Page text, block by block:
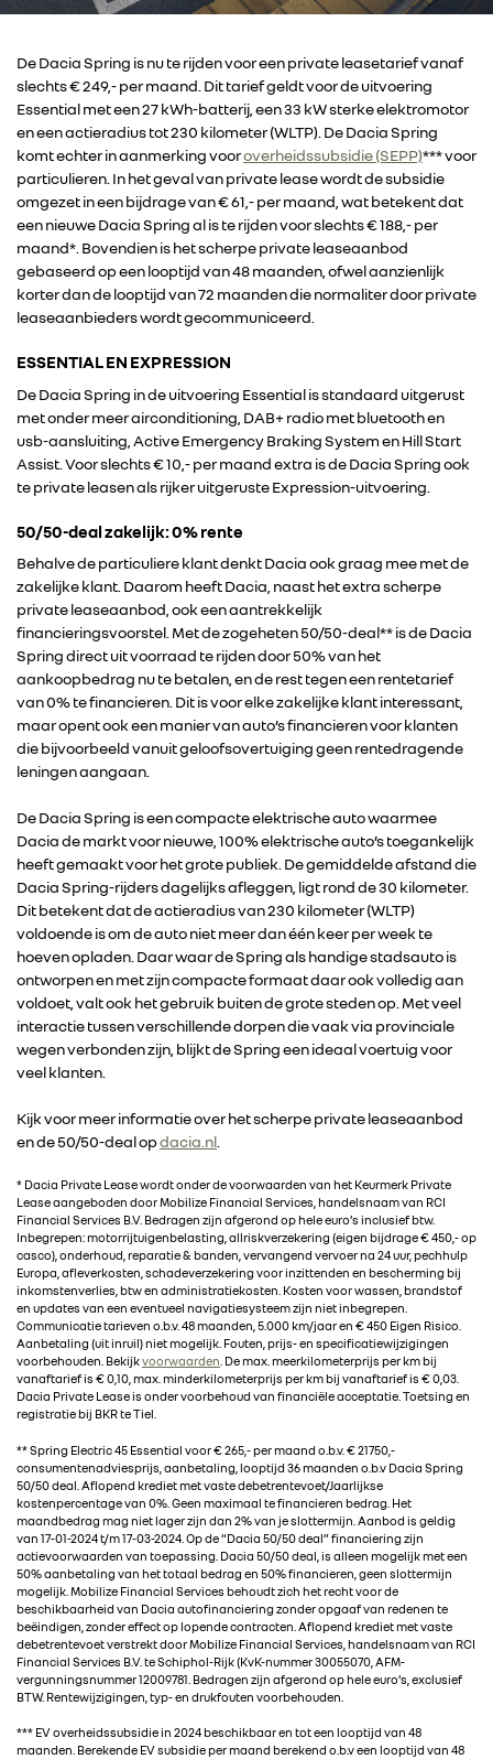
DACIA
ALPINE
ALLIANCE
FOTO’S & VIDEO’S
IN DE MEDIA
CONTACT
De Dacia Spring is nu te rijden voor een private leasetarief vanaf
slechts € 249,- per maand. Dit tarief geldt voor de uitvoering
Essential met een 27 kWh-batterij, een 33 kW sterke elektromotor
en een actieradius tot 230 kilometer (WLTP). De Dacia Spring
komt echter in aanmerking vooroverheidssubsidie (SEPP)*** voor
particulieren. In het geval van private lease wordt de subsidie
omgezet in een bijdrage van € 61,- per maand, wat betekent dat
een nieuwe Dacia Spring al is te rijden voor slechts € 188,- per
maand*. Bovendien is het scherpe private leaseaanbod
gebaseerd op een looptijd van 48 maanden, ofwel aanzienlijk
korter dan de looptijd van 72 maanden die normaliter door private
leaseaanbieders wordt gecommuniceerd.
ESSENTIAL EN EXPRESSION
De Dacia Spring in de uitvoering Essential is standaard uitgerust
met onder meer airconditioning, DAB+ radio met bluetooth en
usb-aansluiting, Active Emergency Braking System en Hill Start
Assist . Voor slechts € 10,- per maand extra is de Dacia Spring ook
te private leasen als rijker uitgeruste Expression-uitvoering.
50/50-deal zakelijk: 0% rente
Behalve de particuliere klant denkt Dacia ook graag mee met de
zakelijke klant. Daarom heeft Dacia, naast het extra scherpe
private leaseaanbod, ook een aantrekkelijk
financieringsvoorstel. Met de zogeheten 50/50-deal** is de Dacia
Spring direct uit voorraad te rijden door 50% van het
aankoopbedrag nu te betalen, en de rest tegen een rentetarief
van 0% te financieren. Dit is voor elke zakelijke klant interessant,
maar opent ook een manier van auto’s financieren voor klanten
die bijvoorbeeld vanuit geloofsovertuiging geen rentedragende
leningen aangaan.
De Dacia Spring is een compacte elektrische auto waarmee
Dacia de markt voor nieuwe, 100% elektrische auto’s toegankelijk
heeft gemaakt voor het grote publiek. De gemiddelde afstand die
Dacia Spring-rijders dagelijks afleggen, ligt rond de 30 kilometer.
Dit betekent dat de actieradius van 230 kilometer (WLTP)
voldoende is om de auto niet meer dan één keer per week te
hoeven opladen. Daar waar de Spring als handige stadsauto is
ontworpen en met zijn compacte formaat daar ook volledig aan
voldoet, valt ook het gebruik buiten de grote steden op. Met veel
interactie tussen verschillende dorpen die vaak via provinciale
wegen verbonden zijn, blijkt de Spring een ideaal voertuig voor
veel klanten.
Kijk voor meer informatie over het scherpe private leaseaanbod
en de 50/50-deal opdacia.nl.
* Dacia Private Lease wordt onder de voorwaarden van het Keurmerk Private
Lease aangeboden door Mobilize Financial Services, handelsnaam van RCI
Financial Services B.V. Bedragen zijn afgerond op hele euro’s inclusief btw.
Inbegrepen: motorrijtuigenbelasting, allriskverzekering (eigen bijdrage € 450,- op
casco), onderhoud, reparatie & banden, vervangend vervoer na 24 uur, pechhulp
Europa, afleverkosten, schadeverzekering voor inzittenden en bescherming bij
inkomstenverlies, btw en administratiekosten. Kosten voor wassen, brandstof
en updates van een eventueel navigatiesysteem zijn niet inbegrepen.
Communicatie tarieven o.b.v. 48 maanden, 5.000 km/jaar en € 450 Eigen Risico.
Aanbetaling (uit inruil) niet mogelijk. Fouten, prijs- en specificatiewijzigingen
voorbehouden. Bekijkvoorwaarden . De max. meerkilometerprijs per km bij
vanaftarief is € 0,10, max. minderkilometerprijs per km bij vanaftarief is € 0,03.
Dacia Private Lease is onder voorbehoud van financiële acceptatie. Toetsing en
registratie bij BKR te Tiel.
** Spring Electric 45 Essential voor € 265,- per maand o.b.v. € 21750,-
consumentenadviesprijs, aanbetaling, looptijd 36 maanden o.b.v Dacia Spring
50/50 deal. Aflopend krediet met vaste debetrentevoet/Jaarlijkse
kostenpercentage van 0%. Geen maximaal te financieren bedrag. Het
maandbedrag mag niet lager zijn dan 2% van je slottermijn. Aanbod is geldig
van 17-01-2024 t/m 17-03-2024. Op de “Dacia 50/50 deal” financiering zijn
actievoorwaarden van toepassing. Dacia 50/50 deal, is alleen mogelijk met een
50% aanbetaling van het totaal bedrag en 50% financieren, geen slottermijn
mogelijk. Mobilize Financial Services behoudt zich het recht voor de
beschikbaarheid van Dacia autofinanciering zonder opgaaf van redenen te
beëindigen, zonder effect op lopende contracten. Aflopend krediet met vaste
debetrentevoet verstrekt door Mobilize Financial Services, handelsnaam van RCI
Financial Services B.V. te Schiphol-Rijk (KvK-nummer 30055070, AFM-
vergunningsnummer 12009781. Bedragen zijn afgerond op hele euro’s, exclusief
BTW. Rentewijzigingen, typ- en drukfouten voorbehouden.
*** EV overheidssubsidie in 2024 beschikbaar en tot een looptijd van 48
maanden. Berekende EV subsidie per maand berekend o.b.v een looptijd van 48